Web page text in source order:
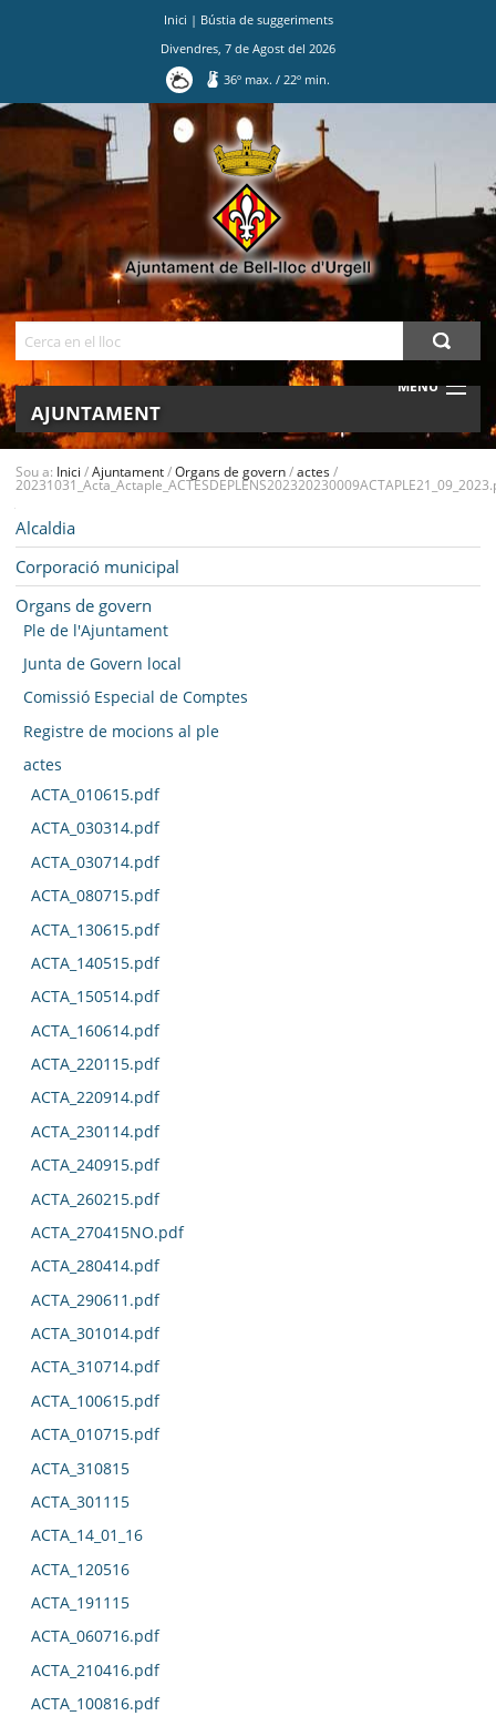
Inici | Bústia de suggeriments
Divendres 7 de Agost del 2026
36º max./ 22º min.
MENU
AJUNTAMENT
BELL-LLOC SOLUCIONA
Sou a: Inici /Ajuntament/Organs de govern/actes/
Alcaldia
Corporació municipal
Organs de govern
Ple de l'Ajuntament
Junta de Govern local
Comissió Especial de Comptes
Registre de mocions al ple
actes
ACTA_010615.pdf
ACTA_030314.pdf
ACTA_030714.pdf
ACTA_080715.pdf
ACTA_130615.pdf
ACTA_140515.pdf
ACTA_150514.pdf
ACTA_160614.pdf
ACTA_220115.pdf
ACTA_220914.pdf
ACTA_230114.pdf
ACTA_240915.pdf
ACTA_260215.pdf
ACTA_270415NO.pdf
ACTA_280414.pdf
ACTA_290611.pdf
ACTA_301014.pdf
ACTA_310714.pdf
ACTA_100615.pdf
ACTA_010715.pdf
ACTA_310815
ACTA_301115
ACTA_14_01_16
ACTA_120516
ACTA_191115
ACTA_060716.pdf
ACTA_210416.pdf
ACTA_100816.pdf